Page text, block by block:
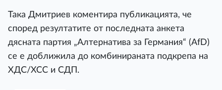
Така Дмитриев коментира публикацията, че
според резултатите от последната анкета
дясната партия „Алтернатива за Германия“ (AfD)
се е доближила до комбинираната подкрепа на
ХДС/ХСС и СДП.